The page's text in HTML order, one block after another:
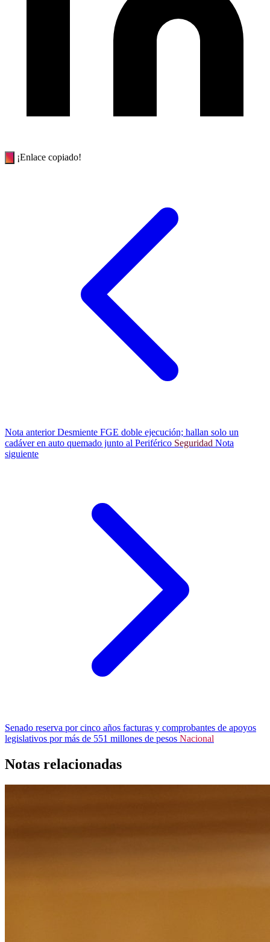
¡Enlace copiado!
Nota anteriorDesmiente FGE doble ejecución; hallan solo un
cadáver en auto quemado junto al Periférico Seguridad Nota
siguiente
Senado reserva por cinco años facturas y comprobantes de apoyos
legislativos por más de 551 millones de pesos Nacional
Notas relacionadas